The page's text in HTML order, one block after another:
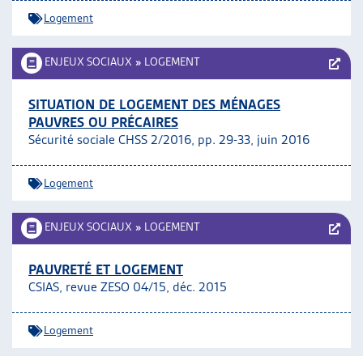
Logement
ENJEUX SOCIAUX » LOGEMENT
SITUATION DE LOGEMENT DES MÉNAGES
PAUVRES OU PRÉCAIRES
Sécurité sociale CHSS 2/2016, pp. 29-33, juin 2016
Logement
ENJEUX SOCIAUX » LOGEMENT
PAUVRETÉ ET LOGEMENT
CSIAS, revue ZESO 04/15, déc. 2015
Logement